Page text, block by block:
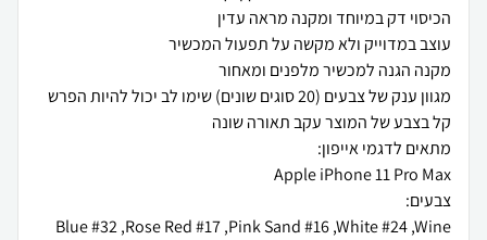
מגוון ענק של צבעים (20 סוגים שונים) שימו לב יכול להיות הפרש
Blue #32 ,Rose Red #17 ,Pink Sand #16 ,White #24 ,Wine